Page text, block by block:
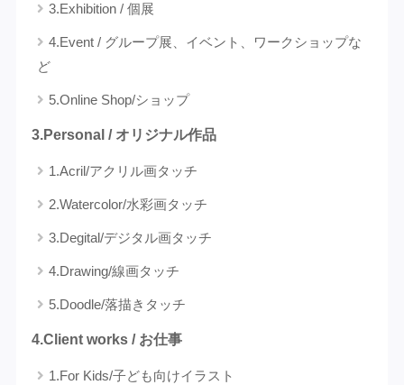
3.Exhibition / 個展
4.Event / グループ展、イベント、ワークショップな
ど
5.Online Shop/ショップ
3.Personal / オリジナル作品
1.Acril/アクリル画タッチ
2.Watercolor/水彩画タッチ
3.Degital/デジタル画タッチ
4.Drawing/線画タッチ
5.Doodle/落描きタッチ
4.Client works / お仕事
1.For Kids/子ども向けイラスト